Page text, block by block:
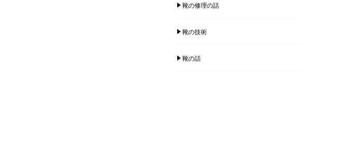
靴の修理の話
靴の技術
靴の話